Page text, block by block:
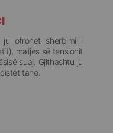
ju ofrohet shërbimi i
matjes së tensionit
suaj. Gjithashtu ju
tanë.